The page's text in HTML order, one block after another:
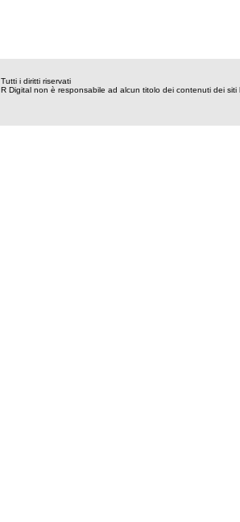
Tutti i diritti riservati
R Digital non è responsabile ad alcun titolo dei contenuti dei siti